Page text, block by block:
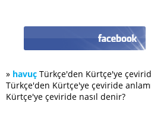
» havuç Türkçe'den Kürtçe'ye
Türkçe'den Kürtçe'ye çeviride
Kürtçe'ye çeviride nasıl denir?